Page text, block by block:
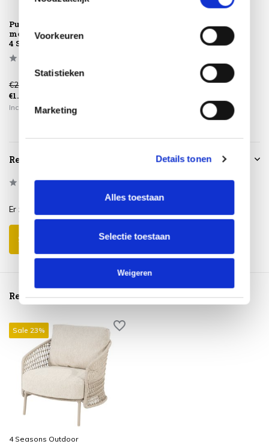
Voorkeuren
Statistieken
Marketing
Details tonen
Alles toestaan
Selectie toestaan
Weigeren
Puccini 3-zits bank
met 3 kussens latte
4 Seasons ...
€2.139,00
€1.819,00
Incl. btw
Reviews
0/5 Based on 0 reviews
Er zijn nog geen reviews geschreven over dit product..
Schrijf je eigen review
Reeds bekeken
Sale 23%
4 Seasons Outdoor